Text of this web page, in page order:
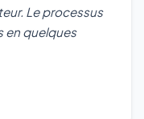
Le processus
en quelques